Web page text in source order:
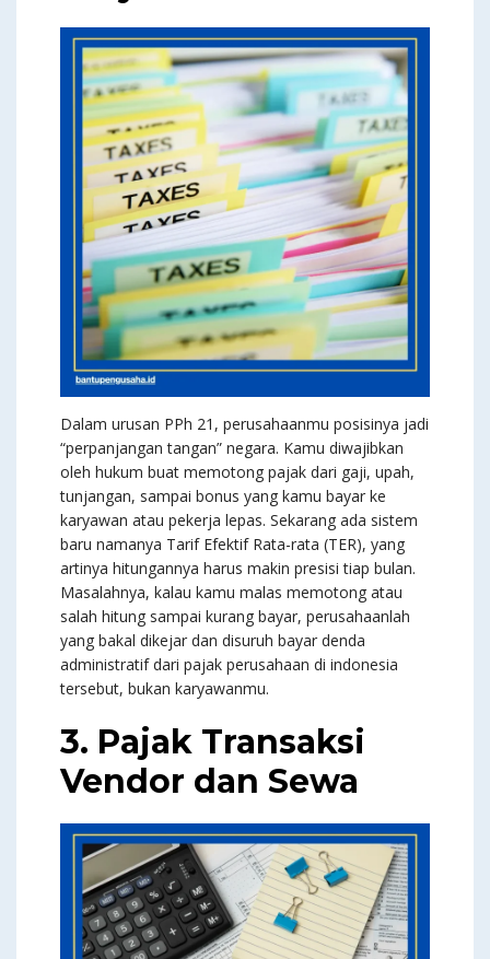
Dalam urusan PPh 21, perusahaanmu posisinya jadi
“perpanjangan tangan” negara. Kamu diwajibkan
oleh hukum buat memotong pajak dari gaji, upah,
tunjangan, sampai bonus yang kamu bayar ke
karyawan atau pekerja lepas. Sekarang ada sistem
baru namanya Tarif Efektif Rata-rata (TER), yang
artinya hitungannya harus makin presisi tiap bulan.
Masalahnya, kalau kamu malas memotong atau
salah hitung sampai kurang bayar, perusahaanlah
yang bakal dikejar dan disuruh bayar denda
administratif dari pajak perusahaan di indonesia
tersebut, bukan karyawanmu.
3. Pajak Transaksi
Vendor dan Sewa